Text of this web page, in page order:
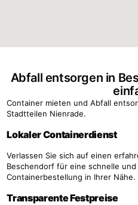
Abfall entsorgen in
Container mieten und Abfall
Stadtteilen Nienrade.
Lokaler Containerdienst
Verlassen Sie sich auf einen
Beschendorf für eine schnelle und
Containerbestellung in Ihrer Nähe.
Transparente Festpreise